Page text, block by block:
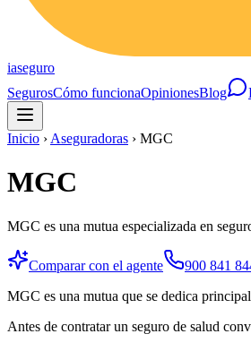
iaseguro
SegurosCómo funcionaOpinionesBlog
Inicio › Aseguradoras › MGC
MGC
MGC es una mutua especializada en
Comparar con el agente
900 841
MGC es una mutua que se dedica
Antes de contratar un seguro de salud